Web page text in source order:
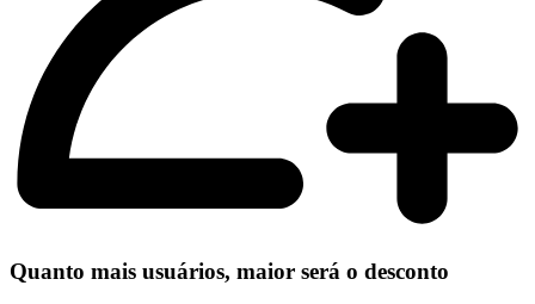
Quanto mais usuários, maior será o desconto